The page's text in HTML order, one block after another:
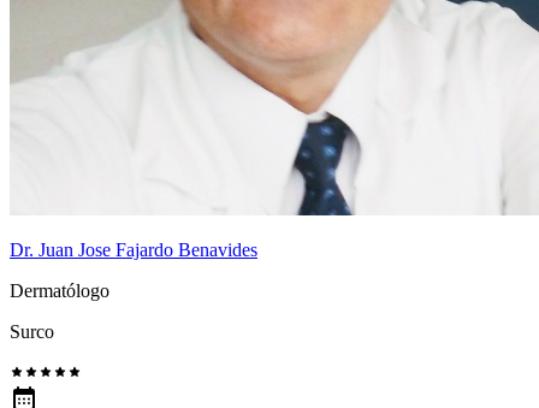
Dr. Juan Jose Fajardo Benavides
Dermatólogo
Surco